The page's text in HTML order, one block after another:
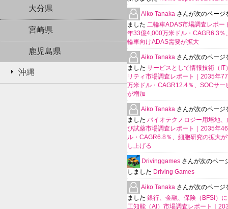
大分県
宮崎県
鹿児島県
沖縄
Aiko Tanaka さんが次のページ
ました 二輪車ADAS市場調査レポー
年33億4,000万米ドル・CAGR6.3％
輪車向けADAS需要が拡大
Aiko Tanaka さんが次のページ
ました サービスとして情報技術（IT
リティ市場調査レポート｜2035年
万米ドル・CAGR12.4％、SOCサー
が増加
Aiko Tanaka さんが次のページ
ました バイオテクノロジー用培地、
び試薬市場調査レポート｜2035年
ル・CAGR6.8％、細胞研究の拡大
し上げる
Drivinggames さんが次のペー
しました Driving Games
Aiko Tanaka さんが次のページ
ました 銀行、金融、保険（BFSI）
工知能（AI）市場調査レポート｜